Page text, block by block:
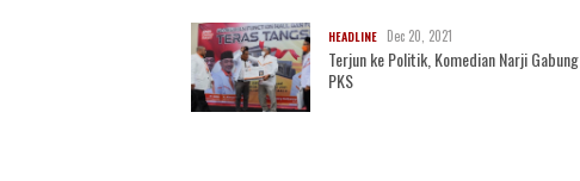
HEADLINE Dec 20, 2021
Terjun ke Politik, Komedian Narji Gabung
PKS